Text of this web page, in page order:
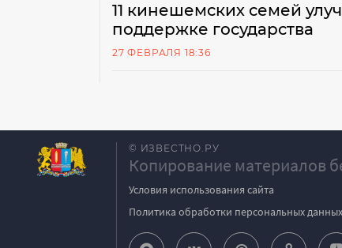
11 кинешемских семей
поддержке государства
27 ФЕВРАЛЯ 18:36
© ИЗВЕСТНО.РУ
Копирование материалов
Условия использования сайта
Политика обработки персональных данных